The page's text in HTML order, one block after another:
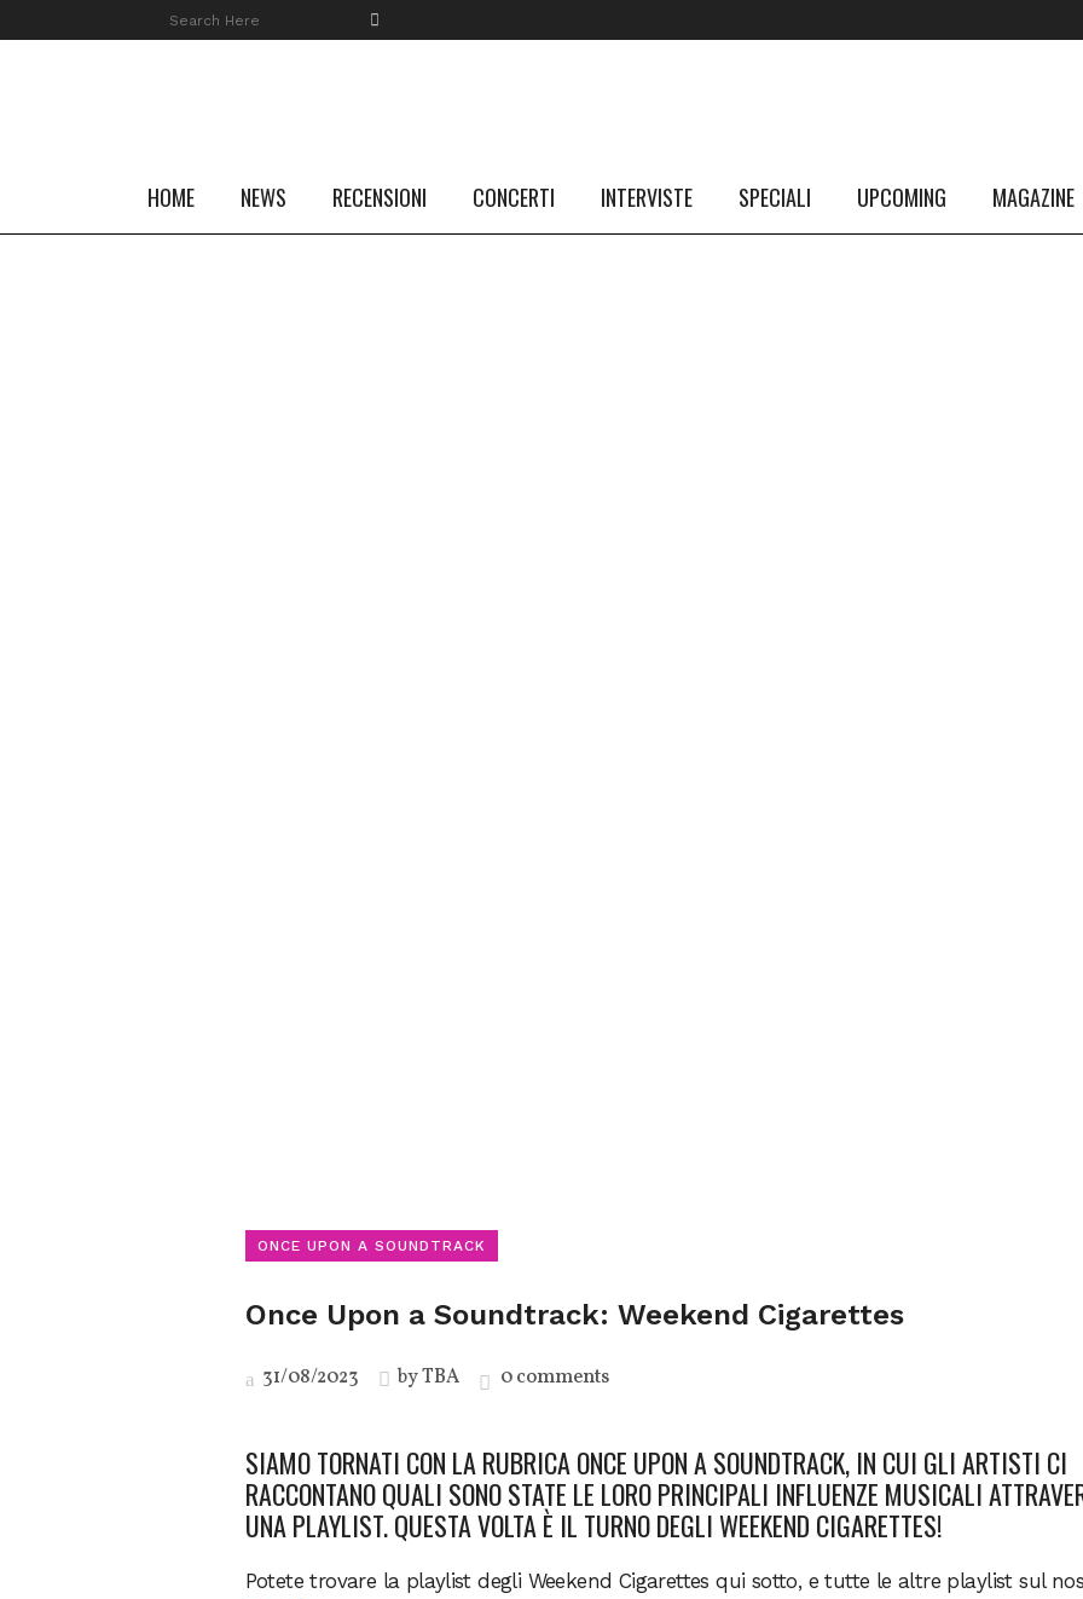
HOME NEWS RECENSIONI CONCERTI INTERVISTE SPECIALI UPCOMING MAGAZINE
ONCE UPON A SOUNDTRACK
Once Upon a Soundtrack: Weekend Cigarettes
31/08/2023 byTBA 0 comments
SIAMO TORNATI CON LA RUBRICA ONCE UPON A SOUNDTRACK, IN CUI GLI ARTISTI CI
RACCONTANO QUALI SONO STATE LE LORO PRINCIPALI INFLUENZE MUSICALI
UNA PLAYLIST. QUESTA VOLTA È IL TURNO DEGLI WEEKEND CIGARETTES!
Potete trovare la playlist degli Weekend Cigarettes qui sotto, e tutte le altre playlist sul